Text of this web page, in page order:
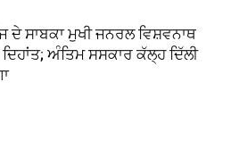
ਦੇ ਸਾਬਕਾ ਮੁਖੀ ਜਨਰਲ ਵਿਸ਼ਵਨਾਥ
ਦਿਹਾਂਤ; ਅੰਤਿਮ ਸਸਕਾਰ ਕੱਲ੍ਹ ਦਿੱਲੀ